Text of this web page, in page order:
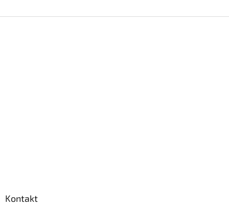
Kontakt